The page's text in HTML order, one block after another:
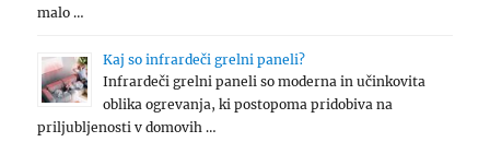
malo …
Kaj so infrardeči grelni paneli?
Infrardeči grelni paneli so moderna in učinkovita
oblika ogrevanja, ki postopoma pridobiva na
priljubljenosti v domovih …